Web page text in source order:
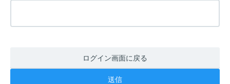
ログイン画面に戻る